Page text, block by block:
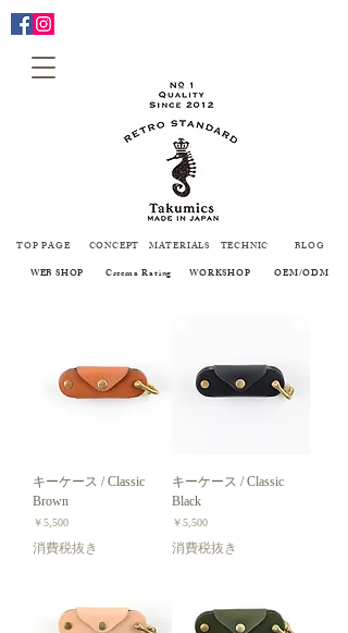
TOP PAGE CONCEPT MATERIALS TECHNIC
BLOG
WEB SHOP
Creema Rating WORKSHOP OEM/ODM
キーケース / Classic
Brown
価格
￥5,500
消費税抜き
キーケース / Classic
Black
価格
￥5,500
消費税抜き